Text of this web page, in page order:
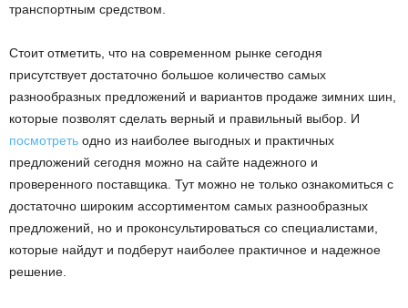
транспортным средством.
Стоит отметить, что на современном рынке сегодня
присутствует достаточно большое количество самых
разнообразных предложений и вариантов продаже зимних шин,
которые позволят сделать верный и правильный выбор. И
посмотреть одно из наиболее выгодных и практичных
предложений сегодня можно на сайте надежного и
проверенного поставщика. Тут можно не только ознакомиться с
достаточно широким ассортиментом самых разнообразных
предложений, но и проконсультироваться со специалистами,
которые найдут и подберут наиболее практичное и надежное
решение.